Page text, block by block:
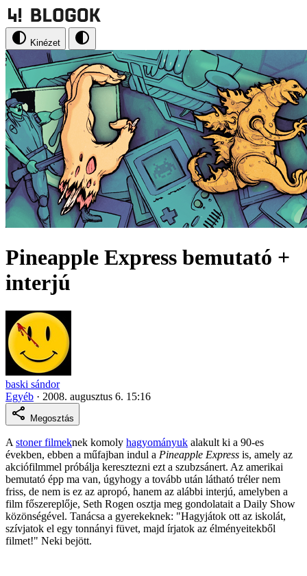
Kinézet
Pineapple Express bemutató +
interjú
baski sándor
Egyéb · 2008. augusztus 6. 15:16
Megosztás
A stoner filmeknek komoly hagyományuk alakult ki a 90-es
években, ebben a műfajban indul a Pineapple Express is, amely az
akciófilmmel próbálja keresztezni ezt a szubzsánert. Az amerikai
bemutató épp ma van, úgyhogy a tovább után látható tréler nem
friss, de nem is ez az apropó, hanem az alábbi interjú, amelyben a
film főszereplője, Seth Rogen osztja meg gondolatait a Daily Show
közönségével. Tanácsa a gyerekeknek: "Hagyjátok ott az iskolát,
szívjatok el egy tonnányi füvet, majd írjatok az élményeitekből
filmet!" Neki bejött.